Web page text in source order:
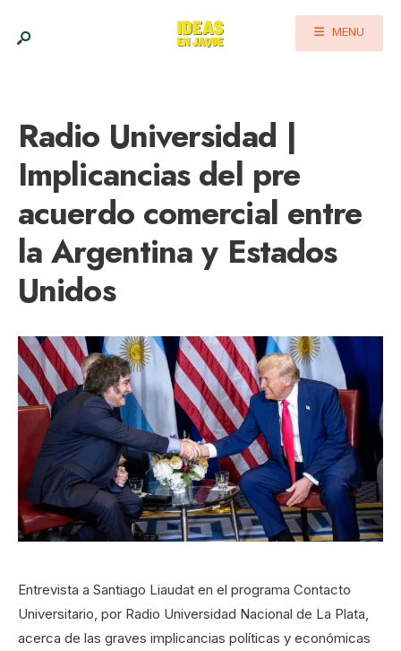
MENU
Radio Universidad |
Implicancias del pre
acuerdo comercial entre
la Argentina y Estados
Unidos
Entrevista a Santiago Liaudat en el programa Contacto
Universitario, por Radio Universidad Nacional de La Plata,
acerca de las graves implicancias políticas y económicas